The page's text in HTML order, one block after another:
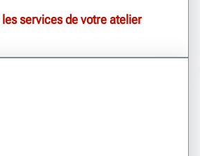
services de votre atelier